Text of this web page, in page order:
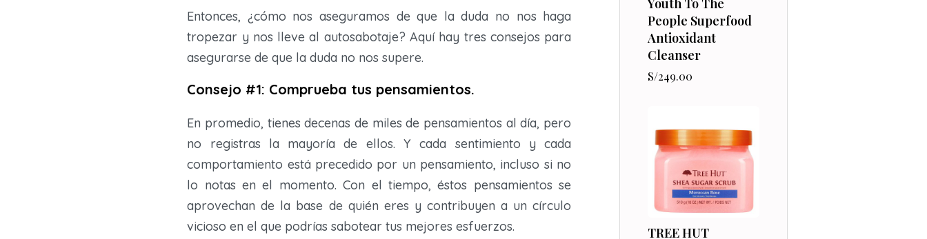
Entonces, ¿cómo nos aseguramos de que la duda no nos haga
tropezar y nos lleve al autosabotaje? Aquí hay tres consejos para
asegurarse de que la duda no nos supere.
Consejo #1: Comprueba tus pensamientos.
En promedio, tienes decenas de miles de pensamientos al día, pero
no registras la mayoría de ellos. Y cada sentimiento y cada
comportamiento está precedido por un pensamiento, incluso si no
lo notas en el momento. Con el tiempo, éstos pensamientos se
aprovechan de la base de quién eres y contribuyen a un círculo
vicioso en el que podrías sabotear tus mejores esfuerzos.
People Superfood
Antioxidant
Cleanser
S/249.00
TREE HUT